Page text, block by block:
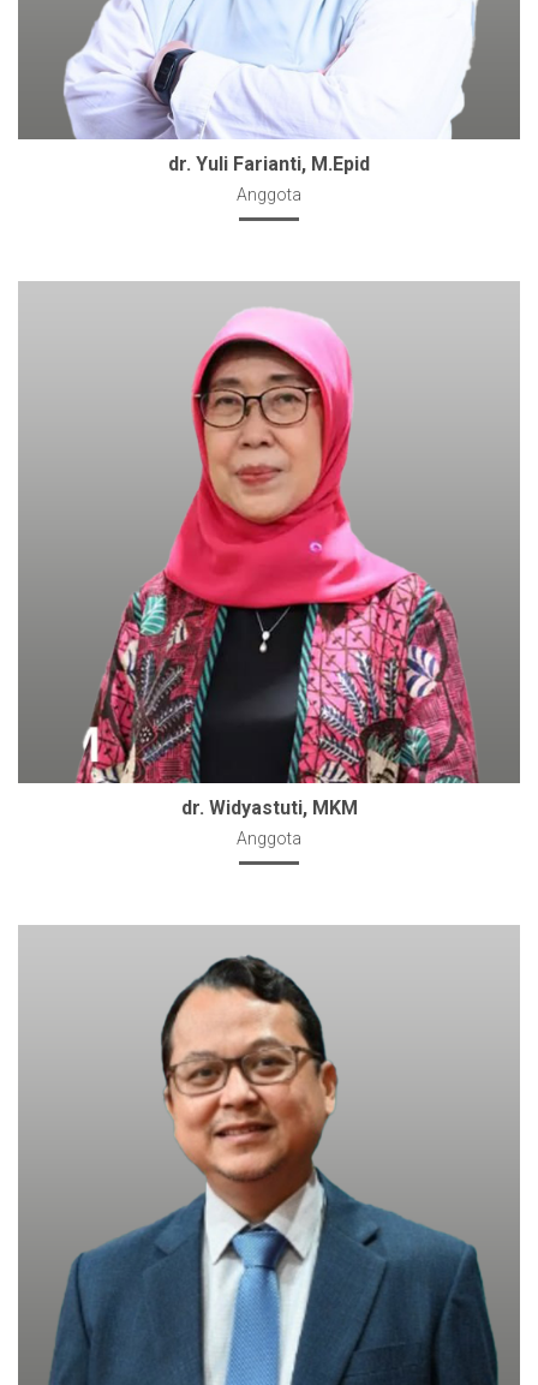
dr. Yuli Farianti, M.Epid
Anggota
dr. Widyastuti, MKM
Anggota